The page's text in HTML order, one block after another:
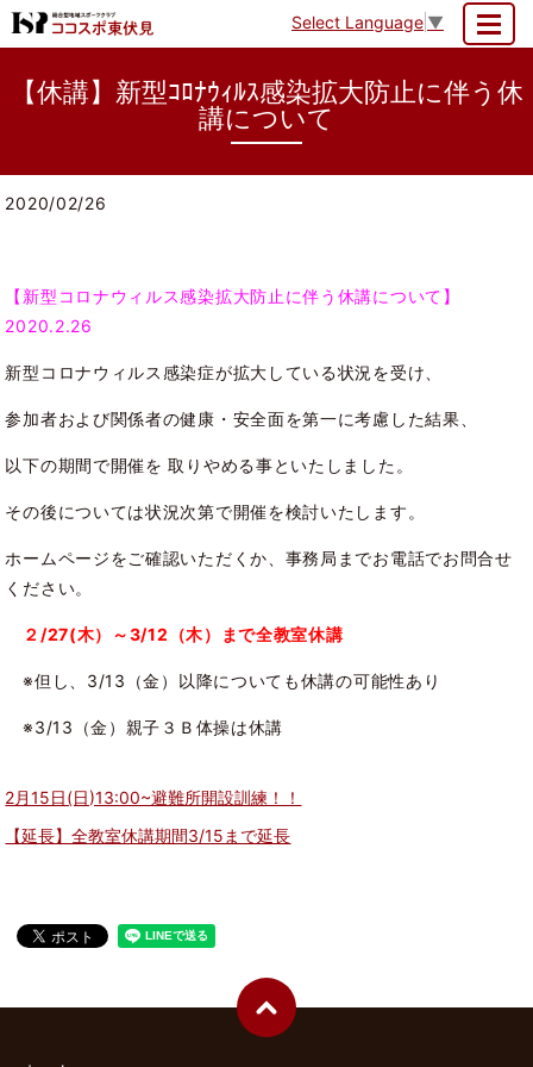
Select Language ▼
【休講】新型ｺﾛﾅｳｨﾙｽ感染拡大防止に伴う休
講について
2020/02/26
【新型コロナウィルス感染拡大防止に伴う休講について】
2020.2.26
新型コロナウィルス感染症が拡大している状況を受け、
参加者および関係者の健康・安全面を第一に考慮した結果、
以下の期間で開催を 取りやめる事といたしました。
その後については状況次第で開催を検討いたします。
ホームページをご確認いただくか、事務局までお電話でお問合せ
ください。
２/27(木）～3/12（木）まで全教室休講
※但し、3/13（金）以降についても休講の可能性あり
※3/13（金）親子３Ｂ体操は休講
2月15日(日)13:00~避難所開設訓練！！
【延長】全教室休講期間3/15まで延長